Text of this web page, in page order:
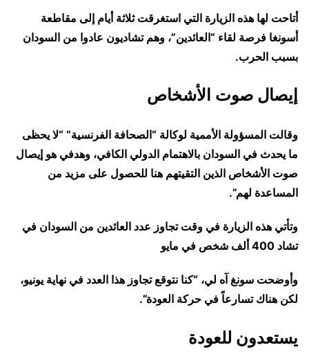
أتاحت لها هذه الزيارة التي استغرقت ثلاثة أيام إلى مقاطعة
أسونغا فرصة لقاء “العائدين”، وهم تشاديون عادوا من السودان
بسبب الحرب.
إيصال صوت الأشخاص
وقالت المسؤولة الأممية لوكالة “الصحافة الفرنسية” “لا يحظى
ما يحدث في السودان بالاهتمام الدولي الكافي، وهدفي هو إيصال
صوت الأشخاص الذين التقيتهم هنا للحصول على مزيد من
المساعدة لهم”.
وتأتي هذه الزيارة في وقت تجاوز عدد العائدين من السودان في
تشاد 400 ألف شخص في مايو
وأوضحت سونغ آه لي، “كنا نتوقع تجاوز هذا العدد في نهاية يونيو،
لكن هناك تسارعاً في حركة العودة”.
يستعدون للعودة